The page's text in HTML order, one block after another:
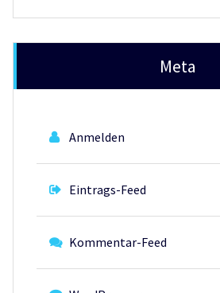
Meta
Anmelden
Eintrags-Feed
Kommentar-Feed